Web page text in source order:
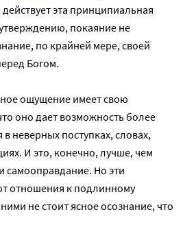
эта принципиальная
покаяние не
по крайней мере, своей
Богом.
ощущение имеет свою
оно дает возможность более
в неверных поступках, словах,
И это, конечно, лучше, чем
самооправдание. Но эти
отношения к подлинному
не стоит ясное осознание, что